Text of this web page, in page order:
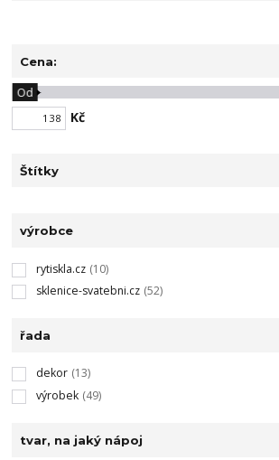
Cena:
Kč
Od
Štítky
výrobce
rytiskla.cz (10)
sklenice-svatebni.cz (52)
řada
dekor (13)
výrobek (49)
tvar, na jaký nápoj